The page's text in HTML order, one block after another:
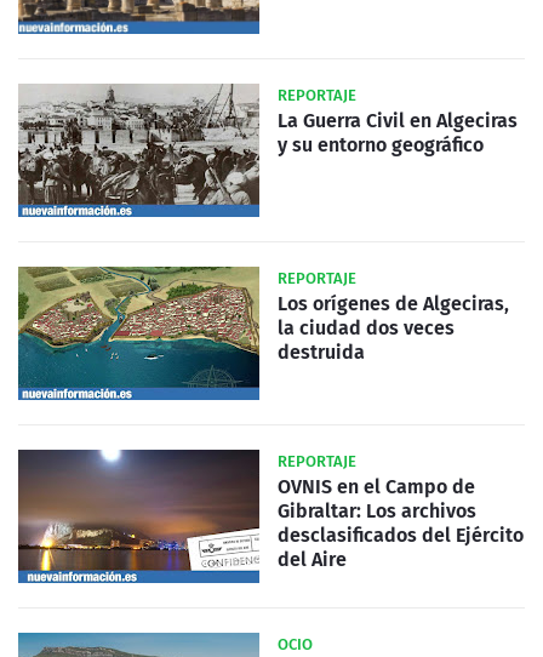
REPORTAJE
La Guerra Civil en Algeciras
y su entorno geográfico
REPORTAJE
Los orígenes de Algeciras,
la ciudad dos veces
destruida
REPORTAJE
OVNIS en el Campo de
Gibraltar: Los archivos
desclasificados del Ejército
del Aire
OCIO